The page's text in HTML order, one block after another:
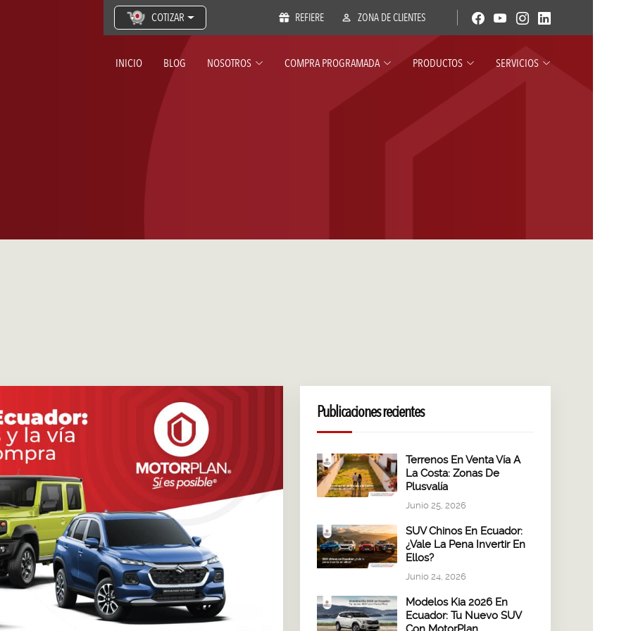
COTIZAR REFIERE ZONA DE CLIENTES
INICIO BLOG NOSOTROS COMPRA PROGRAMADA PRODUCTOS SERVICIOS
Publicaciones recientes
Terrenos En Venta Vía A
La Costa: Zonas De
Plusvalía
Junio 25, 2026
SUV Chinos En Ecuador:
¿Vale La Pena Invertir En
Ellos?
Junio 24, 2026
Modelos Kia 2026 En
Ecuador: Tu Nuevo SUV